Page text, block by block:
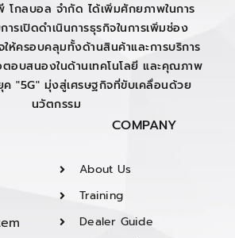
โกลบอล จำกัด ได้เพิ่มศักยภาพในการ
รเปิดดำเนินการธุรกิจในการเพิ่มช่อง
ให้ครอบคลุมทั้งด้านสินค้าและการบริการ
อบสนองในด้านเทคโนโลยี และคุณภาพ
ค "5G" มุ่งสู่เศรษฐกิจที่ขับเคลื่อนด้วย
นวัตกรรม
COMPANY
About Us
Training
Dealer Guide